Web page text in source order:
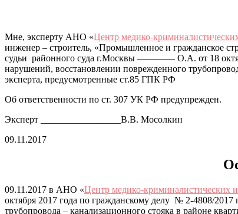
Мне, эксперту АНО «Центр медико-
инженер – строитель, «Промышленное и гражданское
судьи районного суда г.Москвы ———— О.А. от 18
нарушений, восстановлении поврежденного
эксперта, предусмотренные ст.85 ГПК РФ
Об ответственности по ст. 307 УК РФ предупрежден.
Эксперт _________________В.В. Мосолкин
09.11.2017
09.11.2017 в АНО «Центр медико-криминалистических
октября 2017 года по гражданскому делу № 2-4808/
трубопровода – канализационного стояка в районе